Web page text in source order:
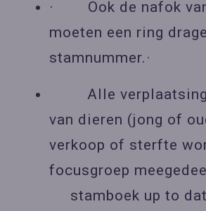
· Ook de nafok
moeten een ring
stamnummer.·
Alle
van dieren (jong of
verkoop of sterfte
focusgroep
stamboek up to